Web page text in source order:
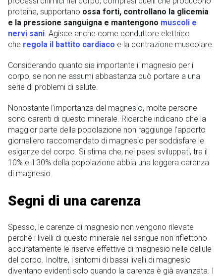
proteine, supportano ossa forti, controllano la glicemia
e la pressione sanguigna e mantengono muscoli e
nervi sani. Agisce anche come conduttore elettrico
che regola il battito cardiaco e la contrazione muscolare.
Considerando quanto sia importante il magnesio per il
corpo, se non ne assumi abbastanza può portare a una
serie di problemi di salute.
Nonostante l’importanza del magnesio, molte persone
sono carenti di questo minerale. Ricerche indicano che la
maggior parte della popolazione non raggiunge l’apporto
giornaliero raccomandato di magnesio per soddisfare le
esigenze del corpo. Si stima che, nei paesi sviluppati, tra il
10% e il 30% della popolazione abbia una leggera carenza
di magnesio.
Segni di una carenza
Spesso, le carenze di magnesio non vengono rilevate
perché i livelli di questo minerale nel sangue non riflettono
accuratamente le riserve effettive di magnesio nelle cellule
del corpo. Inoltre, i sintomi di bassi livelli di magnesio
diventano evidenti solo quando la carenza è già avanzata. I